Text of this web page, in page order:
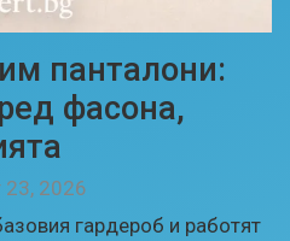
панталони:
фасона,
23, 2026
гардероб и работят